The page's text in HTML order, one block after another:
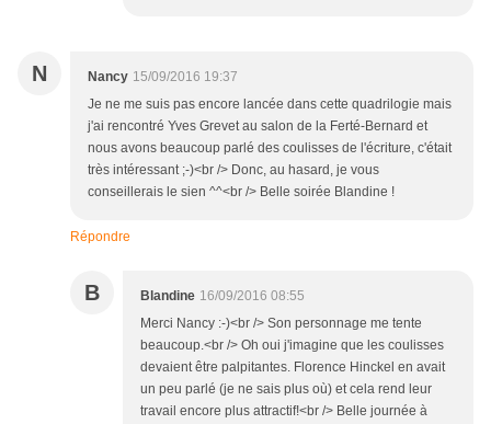
N Nancy 15/09/2016 19:37
Je ne me suis pas encore lancée dans cette quadrilogie mais
j'ai rencontré Yves Grevet au salon de la Ferté-Bernard et
nous avons beaucoup parlé des coulisses de l'écriture, c'était
très intéressant ;-)<br /> Donc, au hasard, je vous
conseillerais le sien ^^<br /> Belle soirée Blandine !
Répondre
B Blandine 16/09/2016 08:55
Merci Nancy :-)<br /> Son personnage me tente
beaucoup.<br /> Oh oui j'imagine que les coulisses
devaient être palpitantes. Florence Hinckel en avait
un peu parlé (je ne sais plus où) et cela rend leur
travail encore plus attractif!<br /> Belle journée à